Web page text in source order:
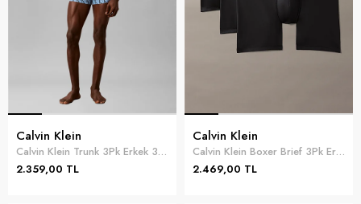
Calvin Klein
Calvin Klein Trunk 3Pk Erkek 3lü Boxer Mavi
2.359,00 TL
Calvin Klein
Calvin Klein Boxer Brief 3Pk Erkek 3lü Boxer Siyah
2.469,00 TL